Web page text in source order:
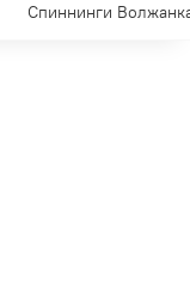
Спиннинги